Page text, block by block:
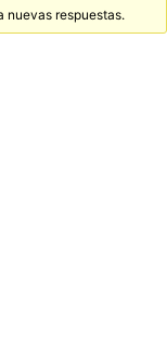
nuevas respuestas.